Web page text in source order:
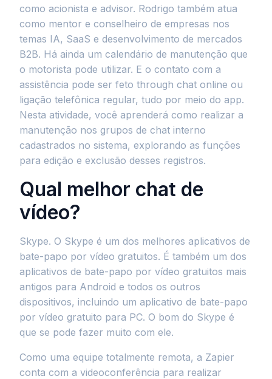
como acionista e advisor. Rodrigo também atua
como mentor e conselheiro de empresas nos
temas IA, SaaS e desenvolvimento de mercados
B2B. Há ainda um calendário de manutenção que
o motorista pode utilizar. E o contato com a
assistência pode ser feto through chat online ou
ligação telefônica regular, tudo por meio do app.
Nesta atividade, você aprenderá como realizar a
manutenção nos grupos de chat interno
cadastrados no sistema, explorando as funções
para edição e exclusão desses registros.
Qual melhor chat de
vídeo?
Skype. O Skype é um dos melhores aplicativos de
bate-papo por vídeo gratuitos. É também um dos
aplicativos de bate-papo por vídeo gratuitos mais
antigos para Android e todos os outros
dispositivos, incluindo um aplicativo de bate-papo
por vídeo gratuito para PC. O bom do Skype é
que se pode fazer muito com ele.
Como uma equipe totalmente remota, a Zapier
conta com a videoconferência para realizar